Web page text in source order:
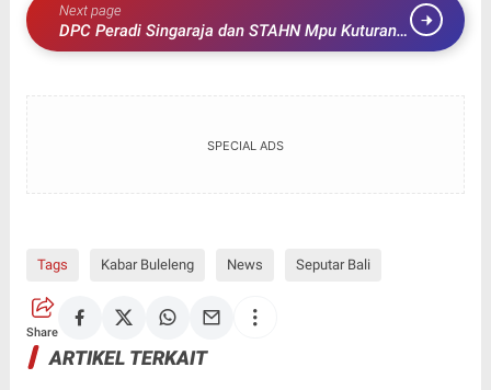
Next page
DPC Peradi Singaraja dan STAHN Mpu Kuturan
segara direalisasikan MOU Lewat PKPA
SPECIAL ADS
Tags Kabar Buleleng News Seputar Bali
Share
ARTIKEL TERKAIT